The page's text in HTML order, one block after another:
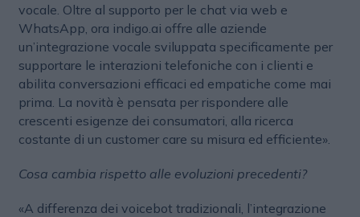
vocale. Oltre al supporto per le chat via web e
WhatsApp, ora indigo.ai offre alle aziende
un’integrazione vocale sviluppata specificamente per
supportare le interazioni telefoniche con i clienti e
abilita conversazioni efficaci ed empatiche come mai
prima. La novità è pensata per rispondere alle
crescenti esigenze dei consumatori, alla ricerca
costante di un customer care su misura ed efficiente».
Cosa cambia rispetto alle evoluzioni precedenti?
«A differenza dei voicebot tradizionali, l’integrazione